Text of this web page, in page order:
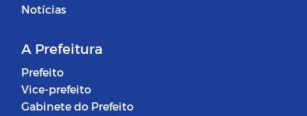
Notícias
A Prefeitura
Prefeito
Vice-prefeito
Gabinete do Prefeito